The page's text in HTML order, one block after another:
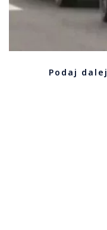
Podaj dalej